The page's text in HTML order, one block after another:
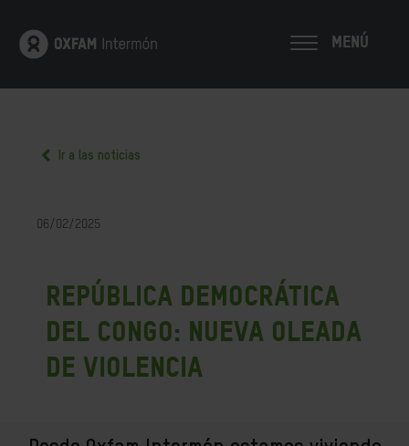
MENÚ
Ir a las noticias
06/02/2025
República Democrática
del Congo: nueva oleada
de violencia